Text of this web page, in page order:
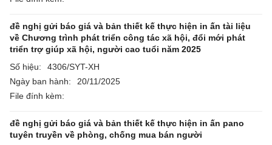
đề nghị gửi báo giá và bản thiết kế thực hiện in ấn tài liệu
về Chương trình phát triển công tác xã hội, đổi mới phát
triển trợ giúp xã hội, người cao tuổi năm 2025
Số hiệu:
4306/SYT-XH
Ngày ban hành:
20/11/2025
File đính kèm:
đề nghị gửi báo giá và bản thiết kế thực hiện in ấn pano
tuyên truyền về phòng, chống mua bán người